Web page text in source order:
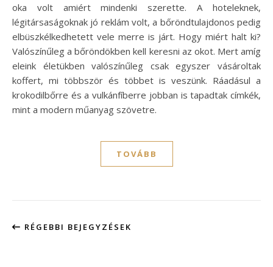
oka volt amiért mindenki szerette. A hoteleknek,
légitársaságoknak jó reklám volt, a bőröndtulajdonos pedig
elbüszkélkedhetett vele merre is járt. Hogy miért halt ki?
Valószínűleg a bőröndökben kell keresni az okot. Mert amíg
eleink életükben valószínűleg csak egyszer vásároltak
koffert, mi többször és többet is veszünk. Ráadásul a
krokodilbőrre és a vulkánfíberre jobban is tapadtak címkék,
mint a modern műanyag szövetre.
TOVÁBB
RÉGEBBI BEJEGYZÉSEK